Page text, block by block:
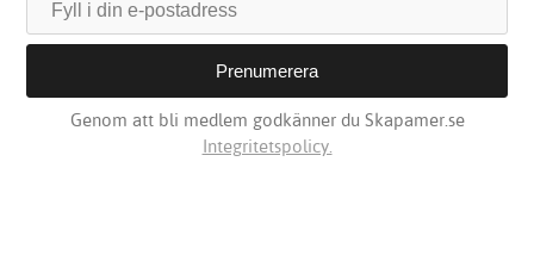
Genom att bli medlem godkänner du Skapamer.se
Integritetspolicy.